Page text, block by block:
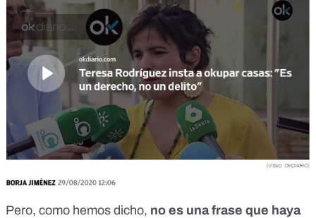
Pero, como hemos dicho, no es una frase que haya